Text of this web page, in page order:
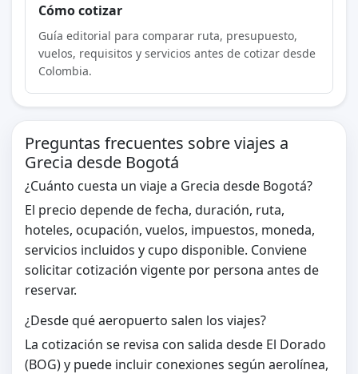
Cómo cotizar
Guía editorial para comparar ruta, presupuesto,
vuelos, requisitos y servicios antes de cotizar desde
Colombia.
Preguntas frecuentes sobre viajes a
Grecia desde Bogotá
¿Cuánto cuesta un viaje a Grecia desde Bogotá?
El precio depende de fecha, duración, ruta,
hoteles, ocupación, vuelos, impuestos, moneda,
servicios incluidos y cupo disponible. Conviene
solicitar cotización vigente por persona antes de
reservar.
¿Desde qué aeropuerto salen los viajes?
La cotización se revisa con salida desde El Dorado
(BOG) y puede incluir conexiones según aerolínea,